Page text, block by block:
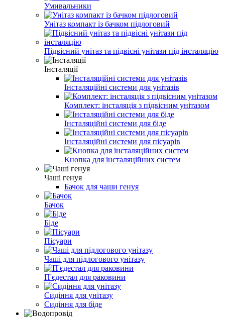
Умивальники
Унітаз компакт із бачком підлоговий
Підвісний унітаз та підвісні унітази під інсталяцію
Інсталяції
Інсталяційні системи для унітазів
Комплект: інсталяція з підвісним унітазом
Інсталяційні системи для біде
Інсталяційні системи для пісуарів
Кнопка для інсталяційних систем
Чаші генуя
Бачок для чаши генуя
Бачок
Біде
Пісуари
Чаші для підлогового унітазу
П'єдестал для раковини
Сидіння для унітазу
Сидіння для біде